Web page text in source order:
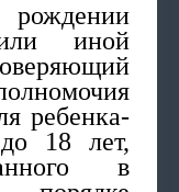
иной
ребенка-
18 лет,
в